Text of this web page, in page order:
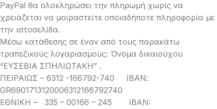
PayPal θα ολοκληρώσει την πληρωμή χωρίς να
χρειάζεται να μοιραστείτε οποιαδήποτε πληροφορία με
την ιστοσελίδα.
Μέσω κατάθεσης σε έναν από τους παρακάτω
τραπεζικούς λογαριασμούς: Όνομα δικαιούχου
“ΕΥΣΕΒΙΑ ΣΠΗΛΙΩΤΑΚΗ” .
ΠΕΙΡΑΙΩΣ – 6312 -166792-740 ΙΒΑΝ:
GR6901713120006312166792740
ΕΘΝΙΚΗ – 335 – 00166 – 245 IBAN: